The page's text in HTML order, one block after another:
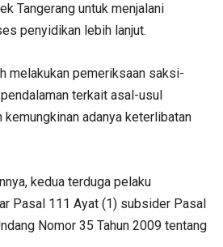
Tangerang untuk menjalani
penyidikan lebih lanjut.
melakukan pemeriksaan saksi-
terkait asal-usul
adanya keterlibatan
kedua terduga pelaku
Pasal 111 Ayat (1) subsider Pasal
Nomor 35 Tahun 2009 tentang